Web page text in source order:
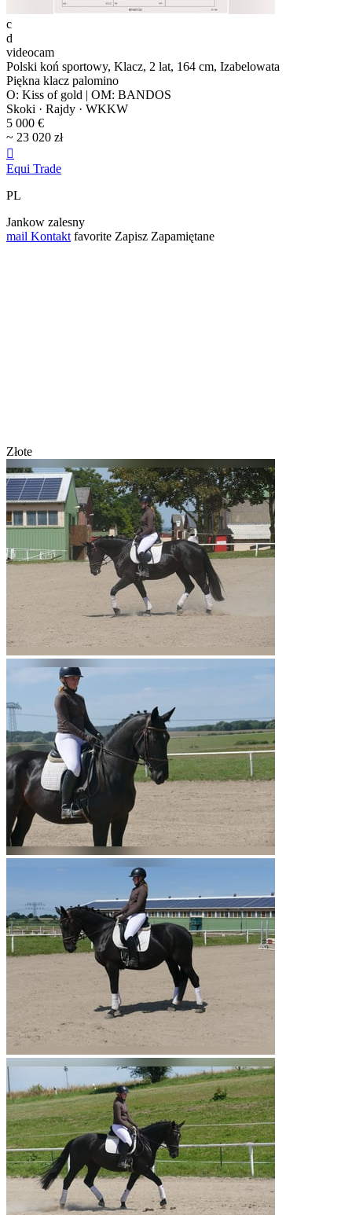
c
d
videocam
Polski koń sportowy, Klacz, 2 lat, 164 cm, Izabelowata
Piękna klacz palomino
O: Kiss of gold | OM: BANDOS
Skoki · Rajdy · WKKW
5 000 €
~ 23 020 zł

Equi Trade
PL
Jankow zalesny
mail Kontakt favorite Zapisz Zapamiętane
Złote